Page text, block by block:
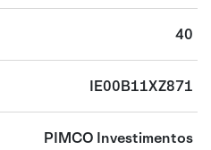
40
IE00B11XZ871
PIMCO Investimentos